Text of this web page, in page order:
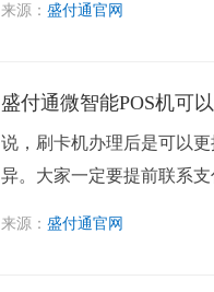
来源：盛付通官网
盛付通微智能POS机可
说，刷卡机办理后是可以
异。大家一定要提前联系
来源：盛付通官网